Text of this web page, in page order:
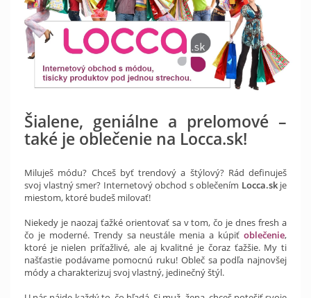
Šialene, geniálne a prelomové –
také je oblečenie na Locca.sk!
Miluješ módu? Chceš byť trendový a štýlový? Rád definuješ
svoj vlastný smer? Internetový obchod s oblečením Locca.skje
miestom, ktoré budeš milovať!
Niekedy je naozaj ťažké orientovať sa v tom, čo je dnes fresh a
čo je moderné. Trendy sa neustále menia a kúpiť oblečenie,
ktoré je nielen príťažlivé, ale aj kvalitné je čoraz ťažšie. My ti
našťastie podávame pomocnú ruku! Obleč sa podľa najnovšej
módy a charakterizuj svoj vlastný, jedinečný štýl.